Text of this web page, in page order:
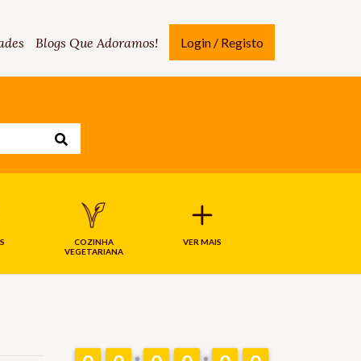
Blogs Que Adoramos! Login / Registo
COZINHA
VEGETARIANA
VER MAIS